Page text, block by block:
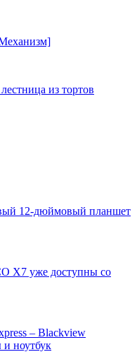
из тортов
12-дюймовый планшет
X7 уже доступны со
– Blackview
ноутбук